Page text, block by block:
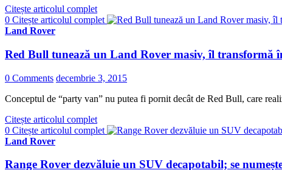
Citește articolul complet
0 Citește articolul complet
Land Rover
Red Bull tunează un Land Rover masiv, îl transformă
0 Comments decembrie 3, 2015
Conceptul de “party van” nu putea fi pornit decât de Red Bull, care
Citește articolul complet
0 Citește articolul complet
Land Rover
Range Rover dezvăluie un SUV decapotabil; se